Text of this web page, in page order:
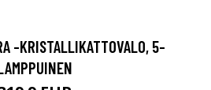
-KRISTALLIKATTOVALO, 5-